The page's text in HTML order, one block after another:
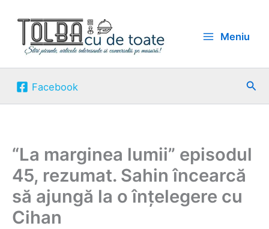
content
Meniu
Facebook
“La marginea lumii” episodul
45, rezumat. Sahin încearcă
să ajungă la o înțelegere cu
Cihan